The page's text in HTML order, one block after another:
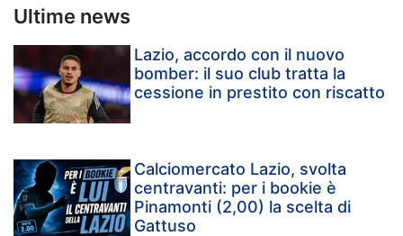
Ultime news
Lazio, accordo con il nuovo
bomber: il suo club tratta la
cessione in prestito con riscatto
Calciomercato Lazio, svolta
centravanti: per i bookie è
Pinamonti (2,00) la scelta di
Gattuso